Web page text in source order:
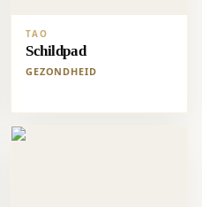
TAO
Schildpad
GEZONDHEID